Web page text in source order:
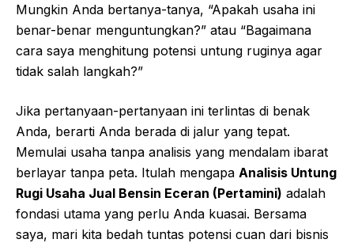
Mungkin Anda bertanya-tanya, “Apakah usaha ini
benar-benar menguntungkan?” atau “Bagaimana
cara saya menghitung potensi untung ruginya agar
tidak salah langkah?”
Jika pertanyaan-pertanyaan ini terlintas di benak
Anda, berarti Anda berada di jalur yang tepat.
Memulai usaha tanpa analisis yang mendalam ibarat
berlayar tanpa peta. Itulah mengapa Analisis Untung
Rugi Usaha Jual Bensin Eceran (Pertamini) adalah
fondasi utama yang perlu Anda kuasai. Bersama
saya, mari kita bedah tuntas potensi cuan dari bisnis